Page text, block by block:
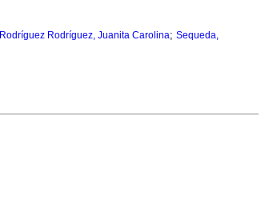
Rodríguez Rodríguez, Juanita Carolina; Sequeda,